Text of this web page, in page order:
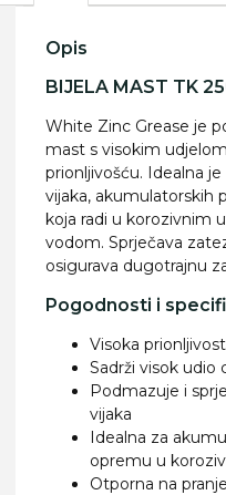
Opis
BIJELA MAST TK
White Zinc Grease je
mast s visokim
prionljivošću. Idealna
vijaka, akumulatorskih
koja radi u korozivnim
vodom. Sprječava
osigurava dugotrajnu
Pogodnosti i
Visoka
Sadrži visok udio
Podmazuje i
vijaka
Idealna za
opremu u
Otporna na